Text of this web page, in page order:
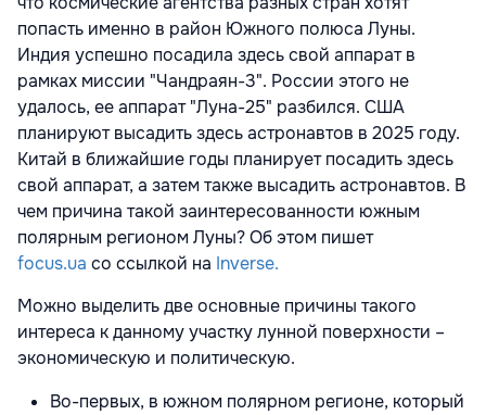
попасть именно в район Южного полюса Луны.
Индия успешно посадила здесь свой аппарат в
рамках миссии "Чандраян-3". России этого не
удалось, ее аппарат "Луна-25" разбился. США
планируют высадить здесь астронавтов в 2025 году.
Китай в ближайшие годы планирует посадить здесь
свой аппарат, а затем также высадить астронавтов. В
чем причина такой заинтересованности южным
полярным регионом Луны? Об этом пишет
focus.ua со ссылкой на Inverse.
Можно выделить две основные причины такого
интереса к данному участку лунной поверхности –
экономическую и политическую.
Во-первых, в южном полярном регионе, который